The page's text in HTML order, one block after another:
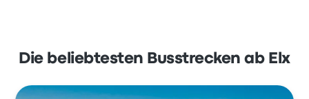
Die beliebtesten Busstrecken ab Elx